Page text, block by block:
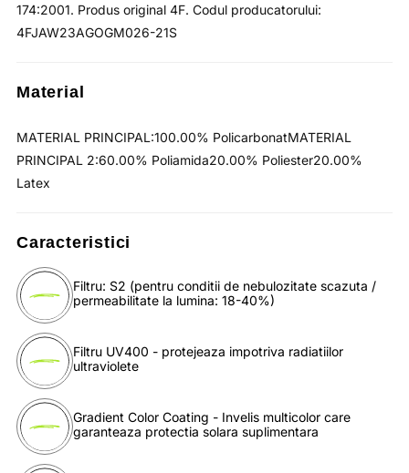
174:2001. Produs original 4F. Codul producatorului:
4FJAW23AGOGM026-21S
Material
MATERIAL PRINCIPAL:100.00% PolicarbonatMATERIAL
PRINCIPAL 2:60.00% Poliamida20.00% Poliester20.00%
Latex
Caracteristici
Filtru: S2 (pentru conditii de nebulozitate scazuta /
permeabilitate la lumina: 18-40%)
Filtru UV400 - protejeaza impotriva radiatiilor
ultraviolete
Gradient Color Coating - Invelis multicolor care
garanteaza protectia solara suplimentara